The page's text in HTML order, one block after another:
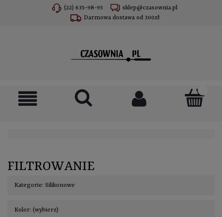
(22) 635-98-95
sklep@czasownia.pl
Darmowa dostawa od 300zł
FILTROWANIE
Kategorie: Silikonowe
Kolor: (wybierz)